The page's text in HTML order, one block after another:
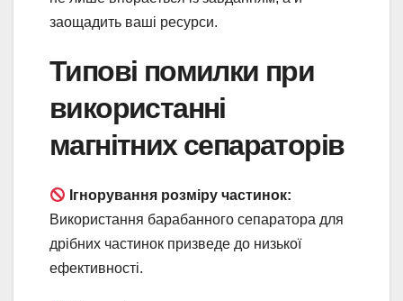
заощадить ваші ресурси.
Типові помилки при
використанні
магнітних сепараторів
Ігнорування розміру частинок:
Використання барабанного сепаратора для
дрібних частинок призведе до низької
ефективності.